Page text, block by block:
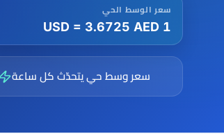
سعر الوسط الحي
1 USD = 3.6725 AED
سعر وسط حي يتحدّث كل ساعة